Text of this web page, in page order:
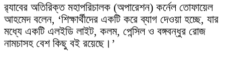
র‌্যাবের অতিরিক্ত মহাপরিচালক (অপারেশন) কর্নেল তোফায়েল
আহমেদ বলেন, ‘শিক্ষার্থীদের একটি করে ব্যাগ দেওয়া হচ্ছে, যার
মধ্যে একটি এলইডি লাইট, কলম, পেন্সিল ও বঙ্গবন্ধুর রোজ
নামচাসহ বেশ কিছু বই রয়েছে।’